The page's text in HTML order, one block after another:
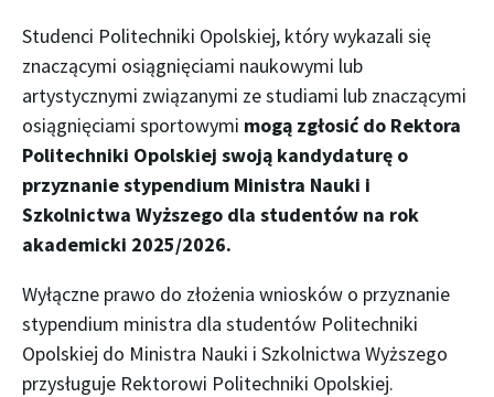
Studenci Politechniki Opolskiej, który wykazali się
znaczącymi osiągnięciami naukowymi lub
artystycznymi związanymi ze studiami lub znaczącymi
osiągnięciami sportowymi mogą zgłosić do Rektora
Politechniki Opolskiej swoją kandydaturę o
przyznanie stypendium Ministra Nauki i
Szkolnictwa Wyższego dla studentów na rok
akademicki 2025/2026.
Wyłączne prawo do złożenia wniosków o przyznanie
stypendium ministra dla studentów Politechniki
Opolskiej do Ministra Nauki i Szkolnictwa Wyższego
przysługuje Rektorowi Politechniki Opolskiej.